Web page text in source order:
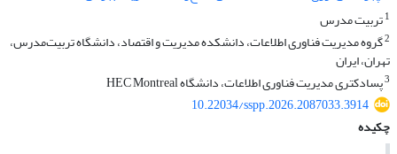
1تربیت مدرس
2گروه مدیریت فناوری اطلاعات، دانشکده مدیریت و اقتصاد، دانشگاه تربیت‌مدرس،
تهران، ایران
3پسادکتری مدیریت فناوری اطلاعات، دانشگاه HEC Montreal
10.22034/sspp.2026.2087033.3914
چکیده